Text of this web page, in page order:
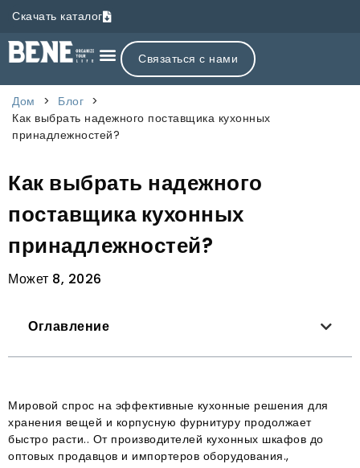
Скачать каталог
Связаться с нами
Дом > Блог >
Как выбрать надежного поставщика кухонных
принадлежностей?
Как выбрать надежного
поставщика кухонных
принадлежностей?
Может 8, 2026
Оглавление
Мировой спрос на эффективные кухонные решения для
хранения вещей и корпусную фурнитуру продолжает
быстро расти.. От производителей кухонных шкафов до
оптовых продавцов и импортеров оборудования.,